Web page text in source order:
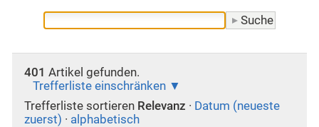
401 Artikel gefunden.
Trefferliste einschränken
Trefferliste sortieren Relevanz · Datum (neueste
zuerst) · alphabetisch